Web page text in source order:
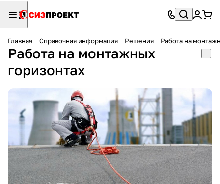
Главная Справочная информация Решения Работа на
Работа на монтажных
горизонтах